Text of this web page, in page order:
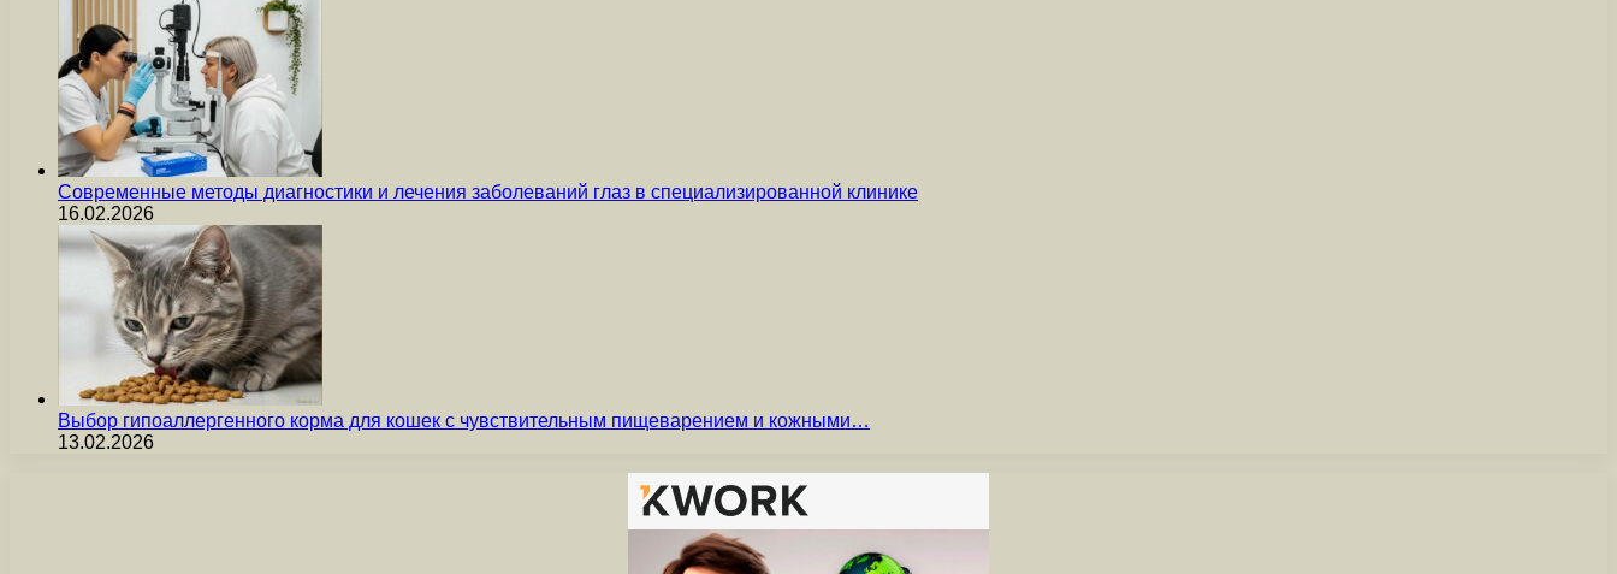
Современные методы диагностики и лечения заболеваний глаз в специализированной клинике
16.02.2026
Выбор гипоаллергенного корма для кошек с чувствительным пищеварением и кожными…
13.02.2026